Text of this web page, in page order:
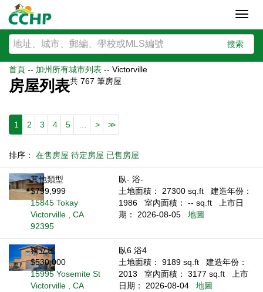
搜索
首頁 -- 加州所有城市列表 -- Victorville
房屋列表共 767 筆房屋
1 2 3 4 5 > >>
排序： 在售房屋 待定房屋 已售房屋
其他類型
$799,999
15845 Tokay
Victorville , CA
92395
臥- 浴-
土地面積： 27300 sq.ft
建造年份：
1986
室內面積： -- sq.ft
上市日
期： 2026-08-05
地圖
獨立屋
$530,000
15995 Yosemite St
Victorville , CA
臥6 浴4
土地面積： 9189 sq.ft
建造年份：
2013
室內面積： 3177 sq.ft
上市
日期： 2026-08-04
地圖